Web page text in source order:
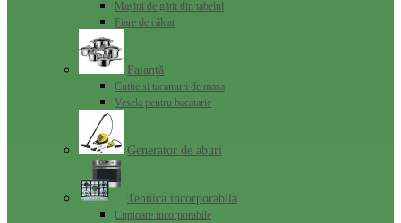
Mașini de gătit din tabelul
Fiare de călcat
Faianță
Cutite si tacamuri de masa
Vesela pentru bacatarie
Generator de aburi
Tehnica incorporabila
Cuptoare incorporabile